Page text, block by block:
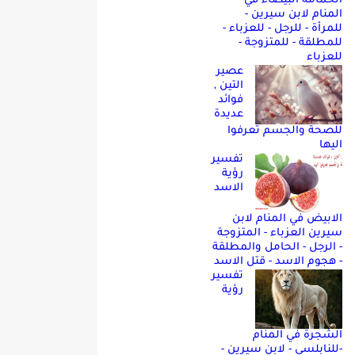
المنام لابن سيرين -
للمرأة - للرجل - للعزباء -
للمطلقة - للمتزوجة -
للعزباء
عصير
التين ,
فوائد
عديدة
للصحة والجسم تعرفوا
اليها
تفسير
رؤية
الاسد
الابيض في المنام لابن
سيرين العزباء - المتزوجة
- الرجل - الحامل والمطلقة
- هجوم الاسد - قتل الاسد
تفسير
رؤية
الشجرة في المنام
-للنابلسي - لابن سيرين -